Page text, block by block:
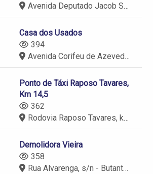
Avenida Deputado Jacob Salvador Zveibil, 100 - Butantã - São Paulo
Casa dos Usados
394
Avenida Corifeu de Azevedo Marques, 1422 - Butantã - São Paulo
Ponto de Táxi Raposo Tavares,
Km 14,5
362
Rodovia Raposo Tavares, km 14,5 - Butantã - São Paulo
Demolidora Vieira
358
Rua Alvarenga, s/n - Butantã - São Paulo